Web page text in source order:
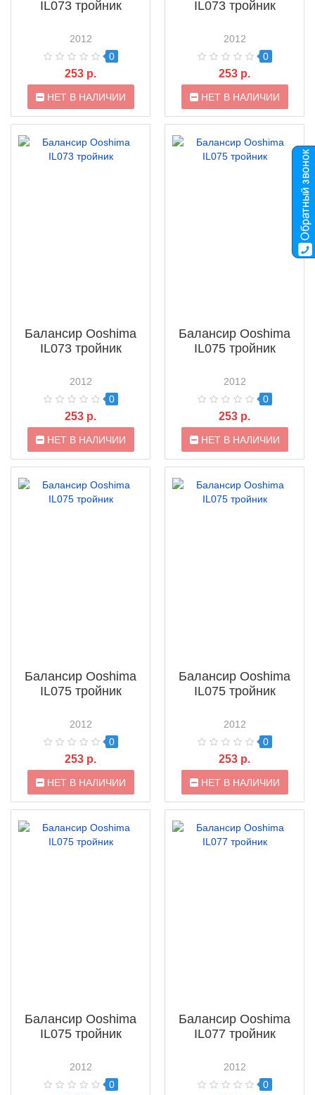
IL073 тройник
2012
0
253 р.
НЕТ В НАЛИЧИИ
IL073 тройник
2012
0
253 р.
НЕТ В НАЛИЧИИ
Балансир Ooshima
IL073 тройник
2012
0
253 р.
НЕТ В НАЛИЧИИ
Балансир Ooshima
IL075 тройник
2012
0
253 р.
НЕТ В НАЛИЧИИ
Балансир Ooshima
IL075 тройник
2012
0
253 р.
НЕТ В НАЛИЧИИ
Балансир Ooshima
IL075 тройник
2012
0
253 р.
НЕТ В НАЛИЧИИ
Балансир Ooshima
IL075 тройник
2012
0
Балансир Ooshima
IL077 тройник
2012
0